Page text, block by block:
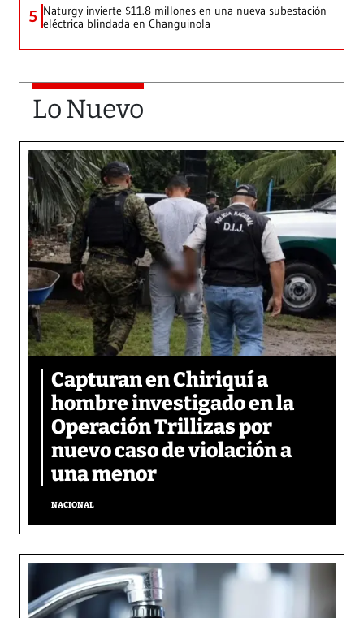
5 Naturgy invierte $11.8 millones en una nueva subestación
eléctrica blindada en Changuinola
Lo Nuevo
Capturan en Chiriquí a
hombre investigado en la
Operación Trillizas por
nuevo caso de violación a
una menor
NACIONAL